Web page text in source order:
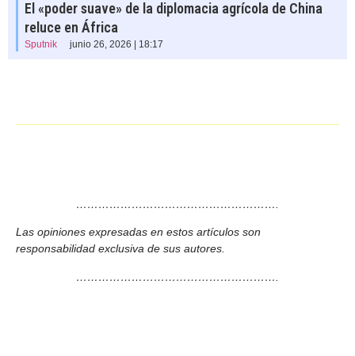
El «poder suave» de la diplomacia agrícola de China
reluce en África
Sputnik junio 26, 2026 | 18:17
……………………………………………….
Las opiniones expresadas en estos artículos son
responsabilidad exclusiva de sus autores.
……………………………………………….